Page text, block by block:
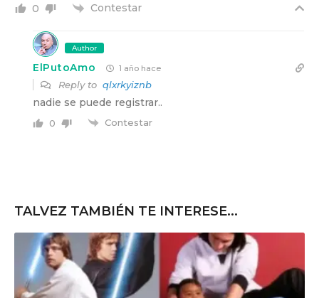
0 Contestar
Author
ElPutoAmo 1 año hace
Reply to qlxrkyiznb
nadie se puede registrar..
0 Contestar
TALVEZ TAMBIÉN TE INTERESE...